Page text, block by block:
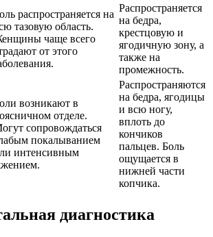
распространяется на
тазовую область.
чаще всего
от этого
Распространяется
на бедра,
крестцовую и
ягодичную зону, а
также на
промежность.
возникают в
отделе.
сопровождаться
покалыванием
интенсивным
Распространяются
на бедра, ягодицы
и всю ногу,
вплоть до
кончиков
пальцев. Боль
ощущается в
нижней части
копчика.
диагностика